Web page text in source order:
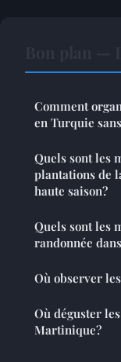
Comment
en Turquie
Quels sont les
plantations de
haute saison?
Quels sont les
randonnée
Où observer
Où déguster
Martinique?